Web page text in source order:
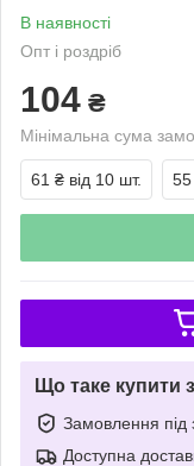
В наявності
Опт і роздріб
104 ₴
Мінімальна сума
61 ₴ від 10 шт.
Що таке купити
Замовлення під
Доступна